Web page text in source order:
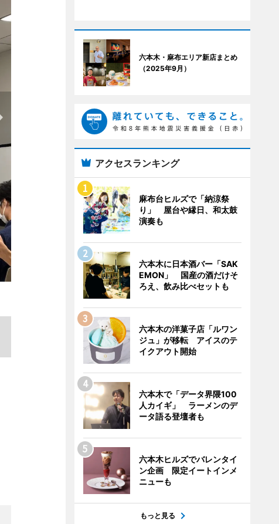
六本木・麻布エリア新店まとめ
（2025年9月）
アクセスランキング
麻布台ヒルズで「納涼祭
り」 屋台や縁日、和太鼓
演奏も
六本木に日本酒バー「SAK
EMON」 国産の酒だけそ
ろえ、飲み比べセットも
六本木の洋菓子店「ルワン
ジュ」が移転 アイスのテ
イクアウト開始
六本木で「データ界隈100
人カイギ」 ラーメンのデ
ータ語る登壇者も
六本木ヒルズでバレンタイ
ン企画 限定イートインメ
ニューも
もっと見る